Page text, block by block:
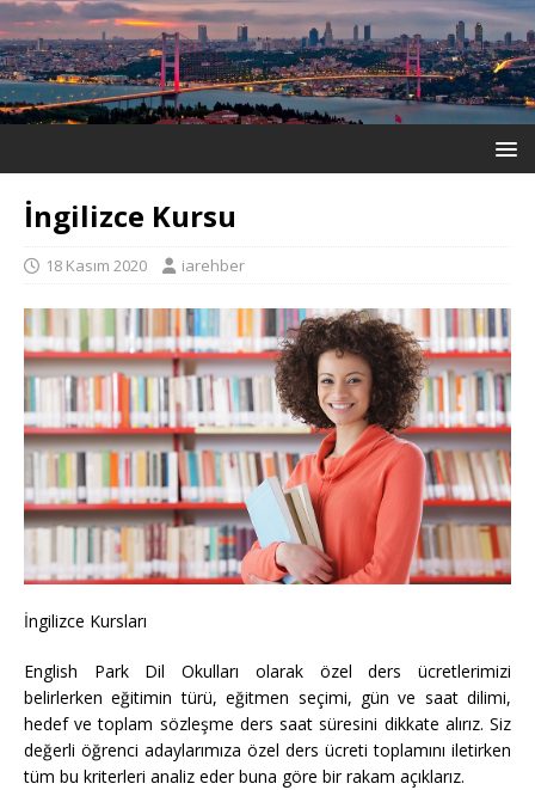
İngilizce Kursu
18 Kasım 2020 iarehber
İngilizce Kursları
English Park Dil Okulları olarak özel ders ücretlerimizi
belirlerken eğitimin türü, eğitmen seçimi, gün ve saat dilimi,
hedef ve toplam sözleşme ders saat süresini dikkate alırız. Siz
değerli öğrenci adaylarımıza özel ders ücreti toplamını iletirken
tüm bu kriterleri analiz eder buna göre bir rakam açıklarız.